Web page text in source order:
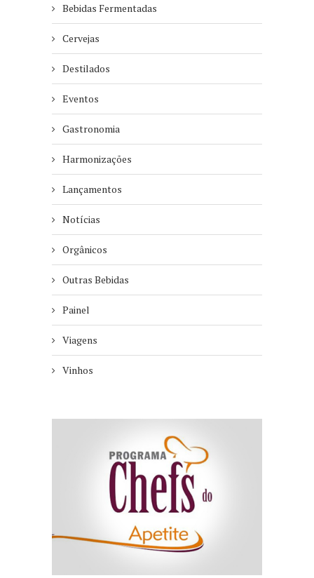
Bebidas Fermentadas
Cervejas
Destilados
Eventos
Gastronomia
Harmonizações
Lançamentos
Notícias
Orgânicos
Outras Bebidas
Painel
Viagens
Vinhos